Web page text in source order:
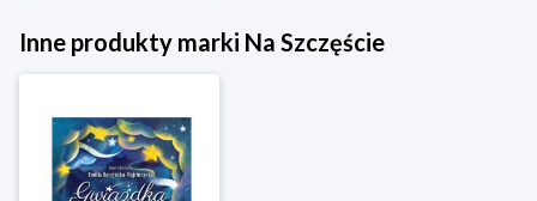
Inne produkty marki Na Szczęście